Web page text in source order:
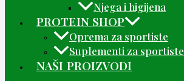
Njega i higijena
PROTEIN SHOP
Oprema za sportiste
Suplementi za sportiste
NAŠI PROIZVODI